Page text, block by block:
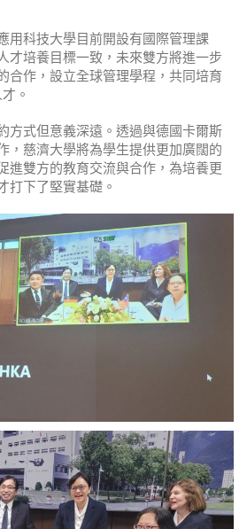
用科技大學目前開設有國際管理課
才培養目標一致，未來雙方將進一步
合作，設立全球管理學程，共同培育
。
方式但意義深遠。透過與德國卡爾斯
，慈濟大學將為學生提供更加廣闊的
進雙方的教育交流與合作，為培養更
打下了堅實基礎。